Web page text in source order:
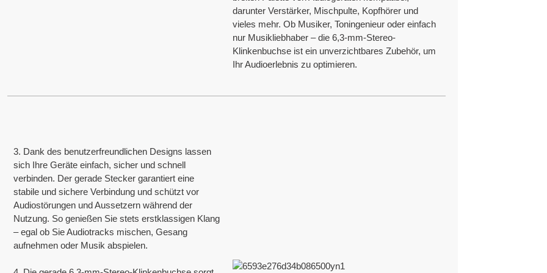
darunter Verstärker, Mischpulte, Kopfhörer und
vieles mehr. Ob Musiker, Toningenieur oder einfach
nur Musikliebhaber – die 6,3-mm-Stereo-
Klinkenbuchse ist ein unverzichtbares Zubehör, um
Ihr Audioerlebnis zu optimieren.
3. Dank des benutzerfreundlichen Designs lassen
sich Ihre Geräte einfach, sicher und schnell
verbinden. Der gerade Stecker garantiert eine
stabile und sichere Verbindung und schützt vor
Audiostörungen und Aussetzern während der
Nutzung. So genießen Sie stets erstklassigen Klang
– egal ob Sie Audiotracks mischen, Gesang
aufnehmen oder Musik abspielen.
behilflich ist und eine schnelle und effektive Reaktion gewährleistet.
Wir bieten professionellen technischen Support mit über 30 Jahren Erfahrung in der OEM/ODM-Produktion und Innovation.
ZERTIFIKATE
ISO9001/ ISO9002/RoHS /CE/REACH/California Proposition 65.